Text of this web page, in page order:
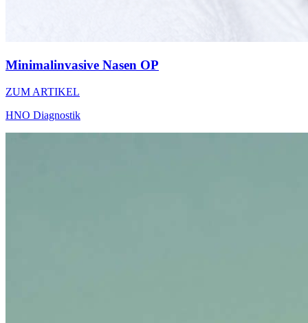
Minimalinvasive Nasen OP
ZUM ARTIKEL
HNO Diagnostik